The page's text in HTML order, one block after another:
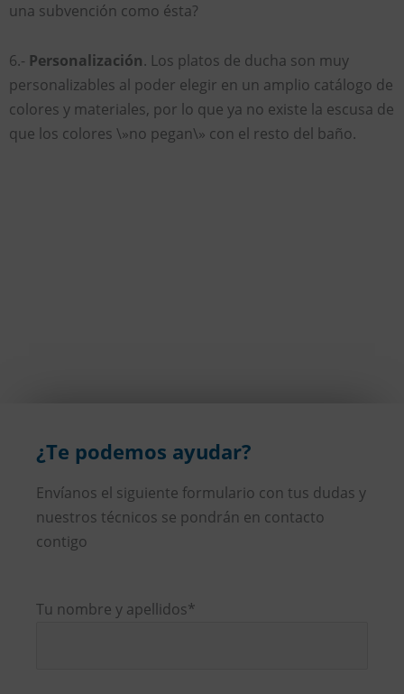
una subvención como ésta?
6.- Personalización. Los platos de ducha son muy
personalizables al poder elegir en un amplio catálogo de
colores y materiales, por lo que ya no existe la escusa de
que los colores \»no pegan\» con el resto del baño.
¿Te podemos ayudar?
Envíanos el siguiente formulario con tus dudas y
nuestros técnicos se pondrán en contacto
contigo
Tu nombre y apellidos*